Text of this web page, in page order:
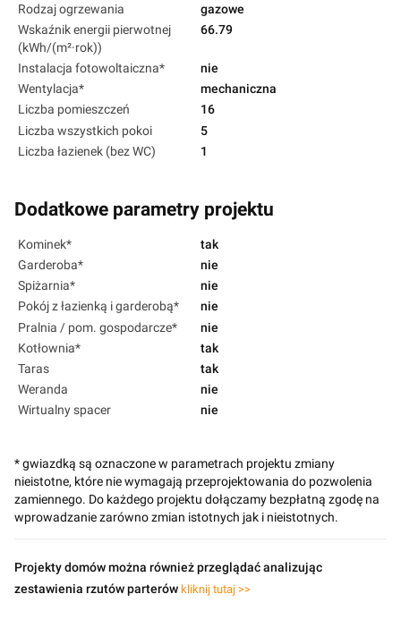
Rodzaj ogrzewania
gazowe
Wskaźnik energii pierwotnej
(kWh/(m²·rok))
66.79
Instalacja fotowoltaiczna*
nie
Wentylacja*
mechaniczna
Liczba pomieszczeń
16
Liczba wszystkich pokoi
5
Liczba łazienek (bez WC)
1
Dodatkowe parametry projektu
Kominek*
tak
Garderoba*
nie
Spiżarnia*
nie
Pokój z łazienką i garderobą*
nie
Pralnia / pom. gospodarcze*
nie
Kotłownia*
tak
Taras
tak
Weranda
nie
Wirtualny spacer
nie
* gwiazdką są oznaczone w parametrach projektu zmiany
nieistotne, które nie wymagają przeprojektowania do pozwolenia
zamiennego. Do każdego projektu dołączamy bezpłatną zgodę na
wprowadzanie zarówno zmian istotnych jak i nieistotnych.
Projekty domów można również przeglądać analizując
zestawienia rzutów parterów kliknij tutaj >>